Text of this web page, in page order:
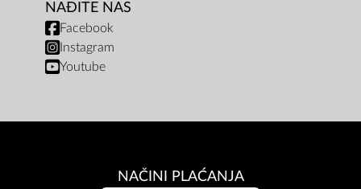
NAĐITE NAS
Facebook
Instagram
Youtube
NAČINI PLAĆANJA